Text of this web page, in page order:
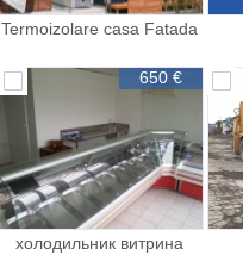
Termoizolare casa Fatada
650 €
холодильник витрина